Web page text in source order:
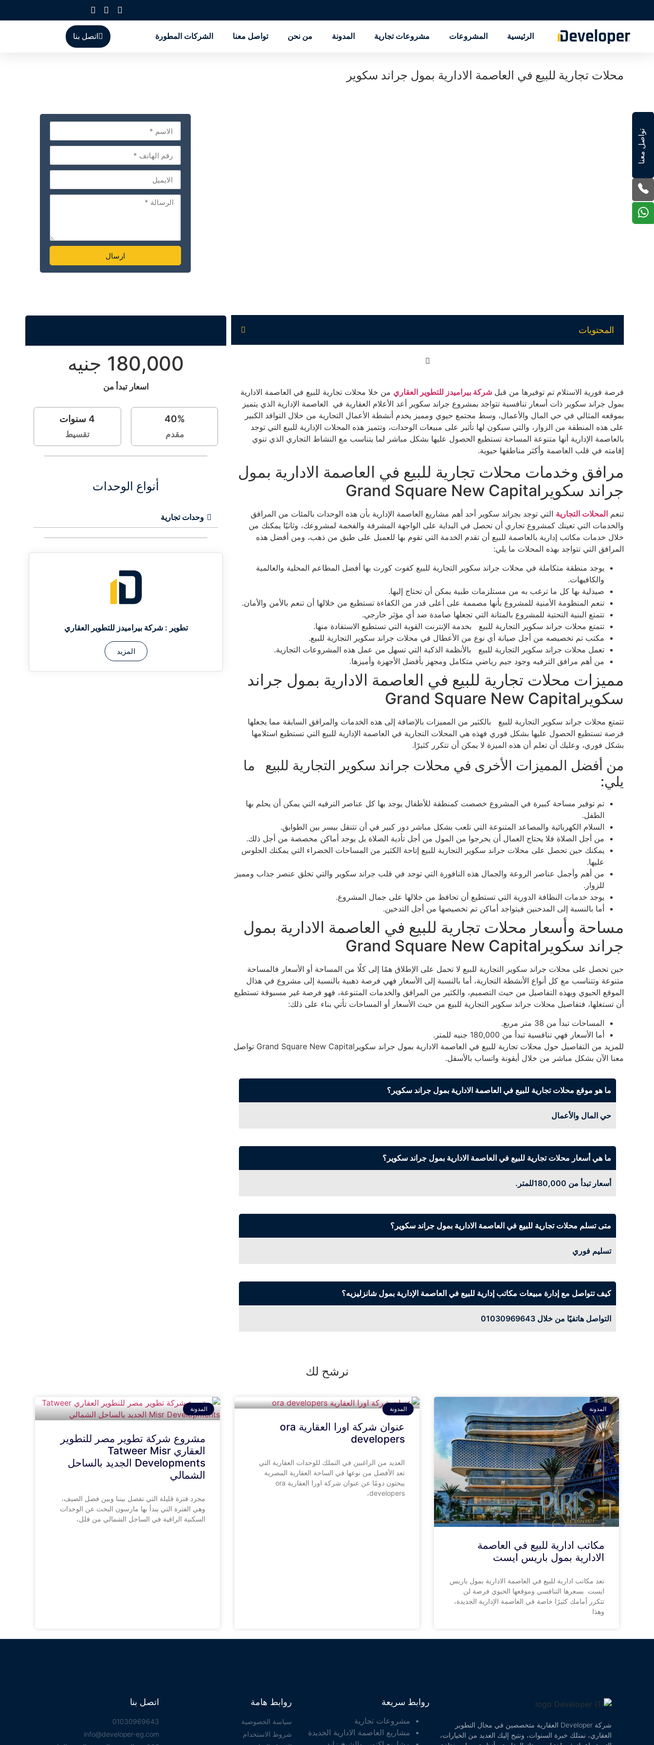
الرئيسية المشروعات مشروعات تجارية المدونة من نحن تواصل معنا الشركات المطورة اتصل بنا
محلات تجارية للبيع في العاصمة الادارية بمول جراند سكوير
ارسال
Alternative:
تواصل معنا
المحتويات
فرصة فورية الاستلام تم توفيرها من قبل شركة بيراميدز للتطوير العقاري من خلا محلات تجارية للبيع في العاصمة الادارية
بمول جراند سكوير ذات أسعار تنافسية تتواجد بمشروع جراند سكوير أعد الأعلام العقارية في العاصمة الإدارية الذي يتميز
بموقعه المثالي في حي المال والأعمال، وسط مجتمع حيوي ومميز يخدم أنشطة الأعمال التجارية من خلال التوافد الكبير
على هذه المنطقة من الزوار، والتي سيكون لها تأثير على مبيعات الوحدات، وتتميز هذه المحلات الإدارية للبيع التي توجد
بالعاصمة الإدارية أنها متنوعة المساحة تستطيع الحصول عليها بشكل مباشر لما يتناسب مع النشاط التجاري الذي تنوي
إقامته في قلب العاصمة وأكثر مناطقها حيوية.
مرافق وخدمات محلات تجارية للبيع في العاصمة الادارية بمول
جراند سكويرGrand Square New Capital
تنعم المحلات التجارية التي توجد بجراند سكوير أحد أهم مشاريع العاصمة الإدارية بأن هذه الوحدات بالمئات من المرافق
والخدمات التي تعينك كمشروع تجاري أن تحصل في البداية على الواجهة المشرفة والفخمة لمشروعك، وثانيًا يمكنك من
خلال خدمات مكاتب إدارية بالعاصمة للبيع أن تقدم الخدمة التي تقوم بها للعميل على طبق من ذهب، ومن أفضل هذه
المرافق التي تتواجد بهذه المحلات ما يلي:
يوجد منطقة متكاملة في محلات جراند سكوير التجارية للبيع كفوت كورت بها أفضل المطاعم المحلية والعالمية
والكافيهات.
صيدلية بها كل ما ترغب به من مستلزمات طبية يمكن أن تحتاج إليها.
تنعم المنظومة الأمنية للمشروع بأنها مصممة على أعلى قدر من الكفاءة تستطيع من خلالها أن تنعم بالأمن والأمان.
تتمتع البنية التحتية للمشروع بالمتانة التي تجعلها صامدة ضد أي مؤثر خارجي.
تتمتع محلات جراند سكوير التجارية للبيع بخدمة الإنترنت القوية التي تستطيع الاستفادة منها.
مكتب تم تخصيصه من أجل صيانة أي نوع من الأعطال في محلات جراند سكوير التجارية للبيع.
تعمل محلات جراند سكوير التجارية للبيع بالأنظمة الذكية التي تسهل من عمل هذه المشروعات التجارية.
من أهم مرافق الترفيه وجود جيم رياضي متكامل ومجهز بأفضل الأجهزة وأميزها.
مميزات محلات تجارية للبيع في العاصمة الادارية بمول جراند
سكويرGrand Square New Capital
تتمتع محلات جراند سكوير التجارية للبيع بالكثير من المميزات بالإضافة إلى هذه الخدمات والمرافق السابقة مما يجعلها
فرصة تستطيع الحصول عليها بشكل فوري فهذه هي المحلات التجارية في العاصمة الإدارية للبيع التي تستطيع استلامها
بشكل فوري، وعليك أن تعلم أن هذه الميزة لا يمكن أن تتكرر كثيرًا.
من أفضل المميزات الأخرى في محلات جراند سكوير التجارية للبيع ما
يلي:
تم توفير مساحة كبيرة في المشروع خصصت كمنطقة للأطفال يوجد بها كل عناصر الترفيه التي يمكن أن يحلم بها
الطفل.
السلام الكهربائية والمصاعد المتنوعة التي تلعب بشكل مباشر دور كبير في أن تتنقل بيسر بين الطوابق.
من أجل الصلاة فلا يحتاج العمال أن يخرجوا من المول من أجل تأدية الصلاة بل يوجد أماكن مخصصة من أجل ذلك.
يمكنك حين تحصل على محلات جراند سكوير التجارية للبيع إتاحة الكثير من المساحات الخضراء التي يمكنك الجلوس
عليها.
من أهم وأجمل عناصر الروعة والجمال هذه النافورة التي توجد في قلب جراند سكوير والتي تخلق عنصر جذاب ومميز
للزوار.
يوجد خدمات النظافة الدورية التي تستطيع أن تحافظ من خلالها على جمال المشروع.
أما بالنسبة إلى المدخنين فيتواجد أماكن تم تخصيصها من أجل التدخين.
مساحة وأسعار محلات تجارية للبيع في العاصمة الادارية بمول
جراند سكويرGrand Square New Capital
حين تحصل على محلات جراند سكوير التجارية للبيع لا تحمل على الإطلاق همًا إلى كلًا من المساحة أو الأسعار فالمساحة
متنوعة وتتناسب مع كل أنواع الأنشطة التجارية، أما بالنسبة إلى الأسعار فهي فرصة ذهبية بالنسبة إلى مشروع في هذال
الموقع الحيوي وبهذه التفاصيل من حيث التصميم، والكثير من المرافق والخدمات المتنوعة، فهو فرصة غير مسبوقة تستطيع
أن تستغلها، فتفاصيل محلات جراند سكوير التجارية للبيع من حيث الأسعار أو المساحات تأتي بناء على ذلك:
المساحات تبدأ من 38 متر مربع.
أما الأسعار فهي تنافسية تبدأ من 180,000 جنيه للمتر.
للمزيد من التفاصيل حول محلات تجارية للبيع في العاصمة الادارية بمول جراند سكويرGrand Square New Capital تواصل
معنا الآن بشكل مباشر من خلال أيقونة واتساب بالأسفل.
ما هو موقع محلات تجارية للبيع في العاصمة الادارية بمول جراند سكوير؟
حي المال والأعمال
ما هي أسعار محلات تجارية للبيع في العاصمة الادارية بمول جراند سكوير؟
أسعار تبدأ من 180,000للمتر.
متى تسلم محلات تجارية للبيع في العاصمة الادارية بمول جراند سكوير؟
تسليم فوري
كيف تتواصل مع إدارة مبيعات مكاتب إدارية للبيع في العاصمة الإدارية بمول شانزليزيه؟
التواصل هاتفيًا من خلال 01030969643
180,000 جنيه
اسعار تبدأ من
40%
مقدم
4 سنوات
تقسيط
أنواع الوحدات
وحدات تجارية
تطوير :شركة بيراميدز للتطوير العقاري
المزيد
نرشح لك
المدونة
مكاتب ادارية للبيع في العاصمة
الادارية بمول باريس ايست
تعد مكاتب ادارية للبيع في العاصمة الادارية بمول باريس
ايست بسعرها التنافسي وموقعها الحيوي فرصة لن
تتكرر أمامك كثيرًا خاصة في العاصمة الإدارية الجديدة،
وهذا
المدونة
عنوان شركة اورا العقارية ora
developers
العديد من الراغبين في التملك للوحدات العقارية التي
تعد الأفضل من نوعها في الساحة العقارية المصرية
يبحثون دومًا عن عنوان شركة اورا العقارية ora
developers،
المدونة
مشروع شركة تطوير مصر للتطوير
العقاري Tatweer Misr
Developments الجديد بالساحل
الشمالي
مجرد فترة قليلة التي تفصل بيننا وبين فصل الصيف،
وهي الفترة التي يبدأ بها مارسون البحث عن الوحدات
السكنية الراقية في الساحل الشمالي من فلل،
شركة Developer العقارية متخصصين في مجال التطوير
العقاري، نمتلك خبرة السنوات، ونتيح إليك العديد من الخيارات،
روابط سريعة
مشروعات تجارية
مشاريع العاصمة الادارية الجديدة
روابط هامة
سياسة الخصوصية
شروط الاستخدام
اتصل بنا
01030969643
info@developer-eg.com